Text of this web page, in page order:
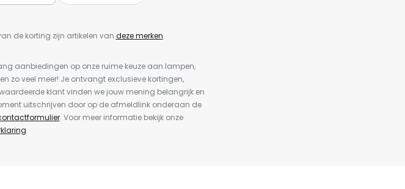
de korting zijn artikelen van deze merken.
aanbiedingen op onze ruime keuze aan lampen,
zo veel meer! Je ontvangt exclusieve kortingen,
klant vinden we jouw mening belangrijk en
uitschrijven door op de afmeldlink onderaan de
. Voor meer informatie bekijk onze
.